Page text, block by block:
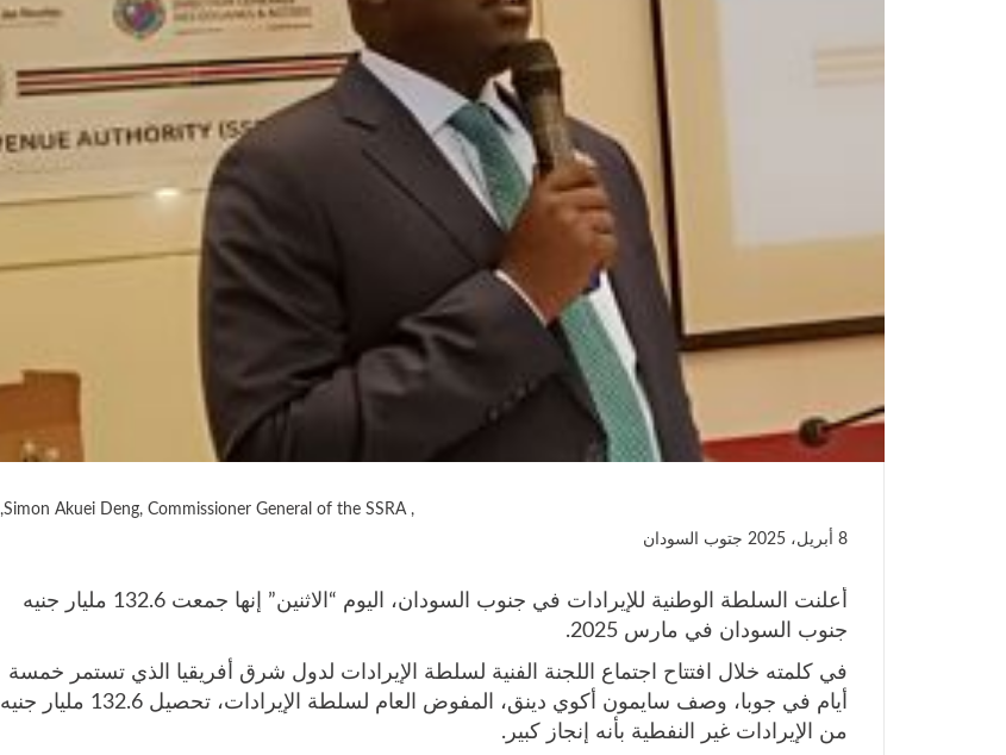
, Simon Akuei Deng, Commissioner General of the SSRA,
8 أبريل، 2025
جتوب السودان
أعلنت السلطة الوطنية للإيرادات في جنوب السودان، اليوم “الاثنين” إنها جمعت 132.6 مليار جنيه
جنوب السودان في مارس 2025.
في كلمته خلال افتتاح اجتماع اللجنة الفنية لسلطة الإيرادات لدول شرق أفريقيا الذي تستمر خمسة
أيام في جوبا، وصف سايمون أكوي دينق، المفوض العام لسلطة الإيرادات، تحصيل 132.6 مليار جنيه
من الإيرادات غير النفطية بأنه إنجاز كبير.